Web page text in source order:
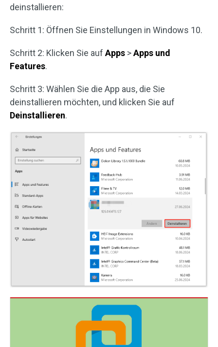
deinstallieren:
Schritt 1: Öffnen Sie Einstellungen in Windows 10.
Schritt 2: Klicken Sie aufApps >Apps und
Features.
Schritt 3: Wählen Sie die App aus, die Sie
deinstallieren möchten, und klicken Sie auf
Deinstallieren.